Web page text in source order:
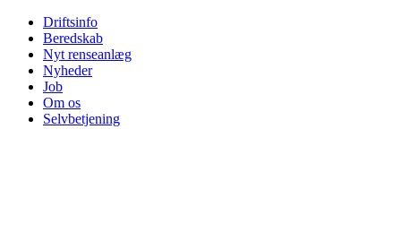
Driftsinfo
Beredskab
Nyt renseanlæg
Nyheder
Job
Om os
Selvbetjening